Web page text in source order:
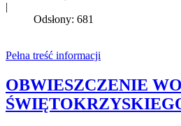
|
Odsłony: 681
Pełna treść informacji
OBWIESZCZENIE